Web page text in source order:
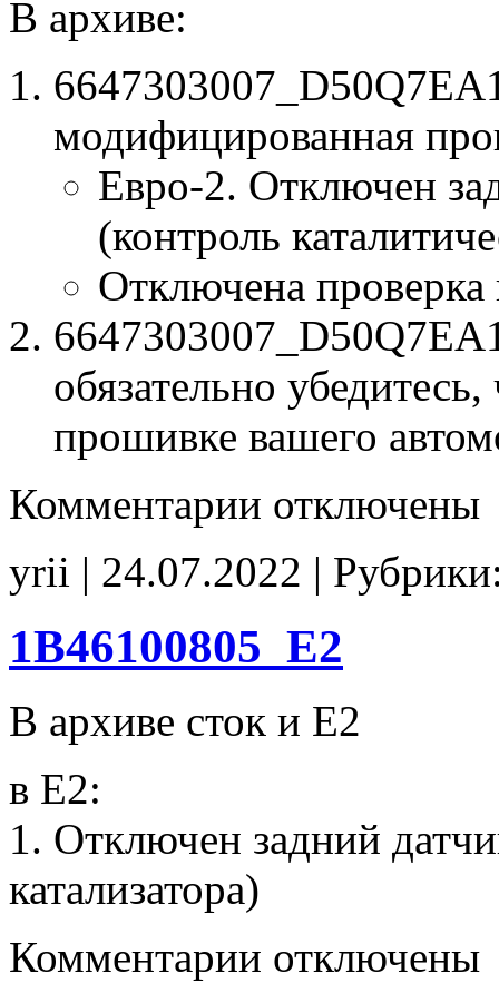
В архиве:
модифицированная
Евро-2. Отключен
(контроль
Отключена
обязательно
прошивке вашего
Комментарии записи
E2
CHK(fix)
отключены
yrii | 24.07.2022 |
1B46100805_E2
В архиве сток и Е2
в Е2:
1. Отключен задний
катализатора)
Комментарии записи
отключены